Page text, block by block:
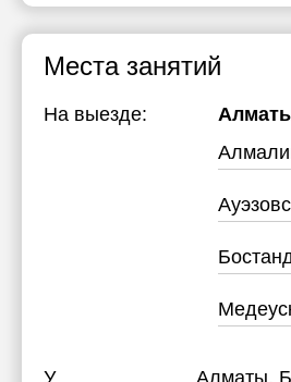
Места занятий
На выезде:
У
Алматы,